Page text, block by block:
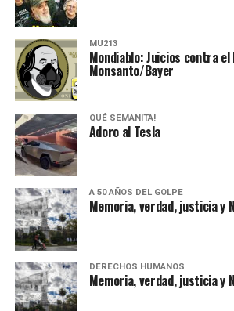
MU213
Mondiablo: Juicios contra el
Monsanto/Bayer
QUÉ SEMANITA!
Adoro al Tesla
A 50 AÑOS DEL GOLPE
Memoria, verdad, justicia y
DERECHOS HUMANOS
Memoria, verdad, justicia y